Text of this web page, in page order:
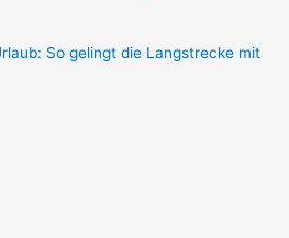
So gelingt die Langstrecke mit